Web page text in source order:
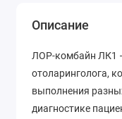
Описание
ЛОР-комбайн ЛК1
отоларинголога,
выполнения
диагностике